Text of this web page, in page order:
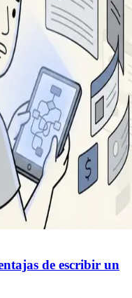
de escribir un